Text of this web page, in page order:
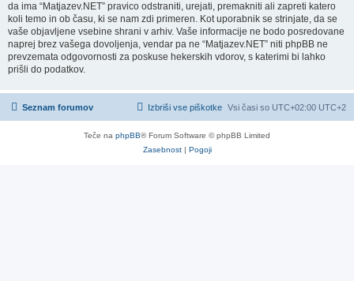
da ima “Matjazev.NET” pravico odstraniti, urejati, premakniti ali zapreti katero
koli temo in ob času, ki se nam zdi primeren. Kot uporabnik se strinjate, da se
vaše objavljene vsebine shrani v arhiv. Vaše informacije ne bodo posredovane
naprej brez vašega dovoljenja, vendar pa ne “Matjazev.NET” niti phpBB ne
prevzemata odgovornosti za poskuse hekerskih vdorov, s katerimi bi lahko
prišli do podatkov.
Seznam forumov Vsi časi so UTC+02:00 UTC+2
Izbriši vse piškotke
Teče na phpBB® Forum Software © phpBB Limited
Zasebnost| Pogoji